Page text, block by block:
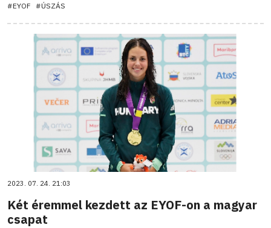
#EYOF #ÚSZÁS
2023. 07. 24. 21:03
Két éremmel kezdett az EYOF-on a magyar
csapat